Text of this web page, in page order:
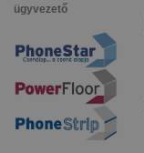
ügyvezető